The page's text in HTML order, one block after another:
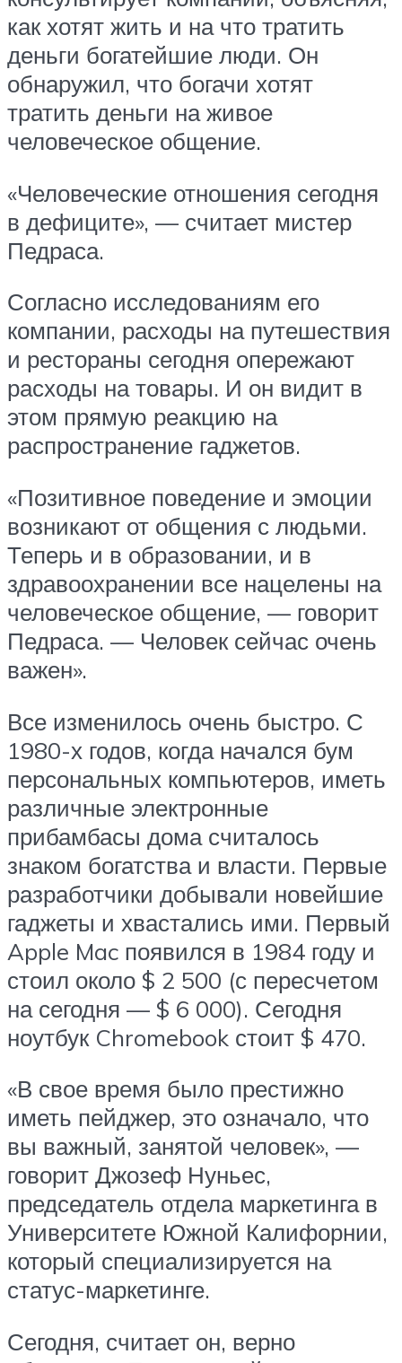
как хотят жить и на что тратить
деньги богатейшие люди. Он
обнаружил, что богачи хотят
тратить деньги на живое
человеческое общение.
«Человеческие отношения сегодня
в дефиците», — считает мистер
Педраса.
Согласно исследованиям его
компании, расходы на путешествия
и рестораны сегодня опережают
расходы на товары. И он видит в
этом прямую реакцию на
распространение гаджетов.
«Позитивное поведение и эмоции
возникают от общения с людьми.
Теперь и в образовании, и в
здравоохранении все нацелены на
человеческое общение, — говорит
Педраса. — Человек сейчас очень
важен».
Все изменилось очень быстро. С
1980-х годов, когда начался бум
персональных компьютеров, иметь
различные электронные
прибамбасы дома считалось
знаком богатства и власти. Первые
разработчики добывали новейшие
гаджеты и хвастались ими. Первый
Apple Mac появился в 1984 году и
стоил около $ 2 500 (с пересчетом
на сегодня — $ 6 000). Сегодня
ноутбук Chromebook стоит $ 470.
«В свое время было престижно
иметь пейджер, это означало, что
вы важный, занятой человек», —
говорит Джозеф Нуньес,
председатель отдела маркетинга в
Университете Южной Калифорнии,
который специализируется на
статус-маркетинге.
Сегодня, считает он, верно